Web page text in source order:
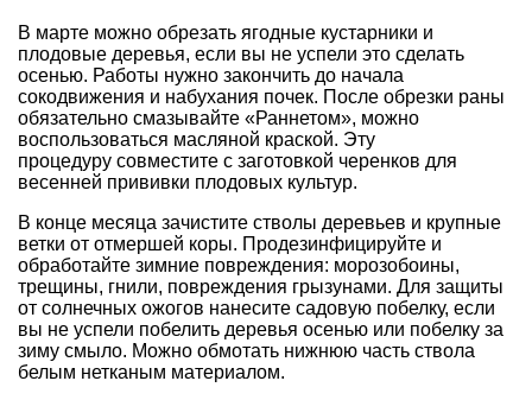
В марте можно обрезать ягодные кустарники и
плодовые деревья, если вы не успели это сделать
осенью. Работы нужно закончить до начала
сокодвижения и набухания почек. После обрезки раны
обязательно смазывайте «Раннетом», можно
воспользоваться масляной краской. Эту
процедуру совместите с заготовкой черенков для
весенней прививки плодовых культур.
В конце месяца зачистите стволы деревьев и крупные
ветки от отмершей коры. Продезинфицируйте и
обработайте зимние повреждения: морозобоины,
трещины, гнили, повреждения грызунами. Для защиты
от солнечных ожогов нанесите садовую побелку, если
вы не успели побелить деревья осенью или побелку за
зиму смыло. Можно обмотать нижнюю часть ствола
белым нетканым материалом.